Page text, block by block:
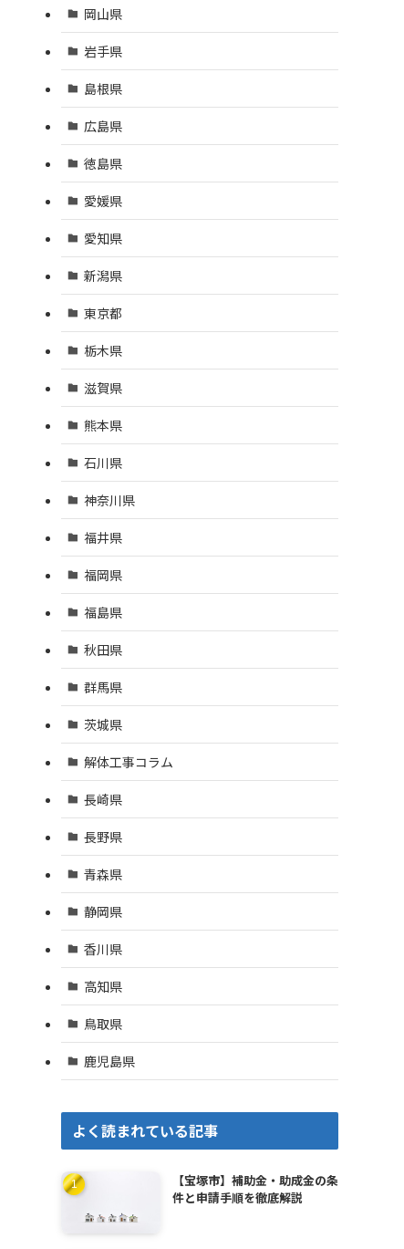
岡山県
岩手県
島根県
広島県
徳島県
愛媛県
愛知県
新潟県
東京都
栃木県
滋賀県
熊本県
石川県
神奈川県
福井県
福岡県
福島県
秋田県
群馬県
茨城県
解体工事コラム
長崎県
長野県
青森県
静岡県
香川県
高知県
鳥取県
鹿児島県
よく読まれている記事
【宝塚市】補助金・助成金の条
件と申請手順を徹底解説